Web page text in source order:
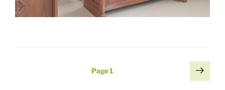
Page1
Next
page